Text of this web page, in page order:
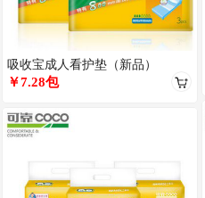
吸收宝成人看护垫（新品）
￥7.28包